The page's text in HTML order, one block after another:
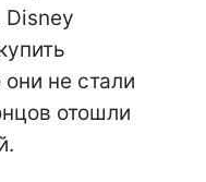
Disney
не стали
отошли